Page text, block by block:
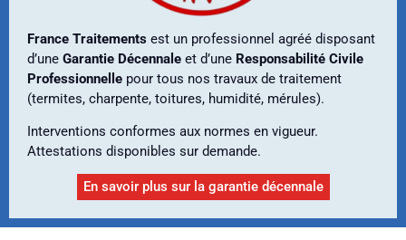
France Traitements est un professionnel agréé disposant
d’une Garantie Décennale et d’une Responsabilité Civile
Professionnelle pour tous nos travaux de traitement
(termites, charpente, toitures, humidité, mérules).
Interventions conformes aux normes en vigueur.
Attestations disponibles sur demande.
En savoir plus sur la garantie décennale